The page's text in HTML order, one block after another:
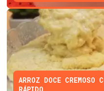
ARROZ DOCE